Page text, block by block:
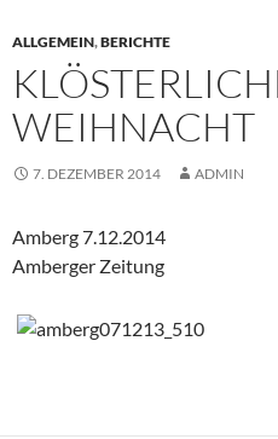
ALLGEMEIN,BERICHTE
WEIHNACHT
7. DEZEMBER 2014 ADMIN
Amberg 7.12.2014
Amberger Zeitung